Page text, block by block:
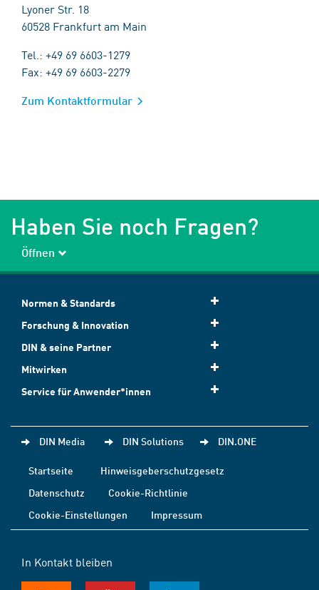
Lyoner Str. 18
60528 Frankfurt am Main
Tel.: +49 69 6603-1279
Fax: +49 69 6603-2279
Zum Kontaktformular
Haben Sie noch Fragen?
Öffnen
Normen & Standards
Forschung & Innovation
DIN & seine Partner
Mitwirken
Service für Anwender*innen
DIN Media DIN Solutions DIN.ONE
Startseite
Hinweisgeberschutzgesetz
Datenschutz
Cookie-Richtlinie
Cookie-Einstellungen
Impressum
In Kontakt bleiben